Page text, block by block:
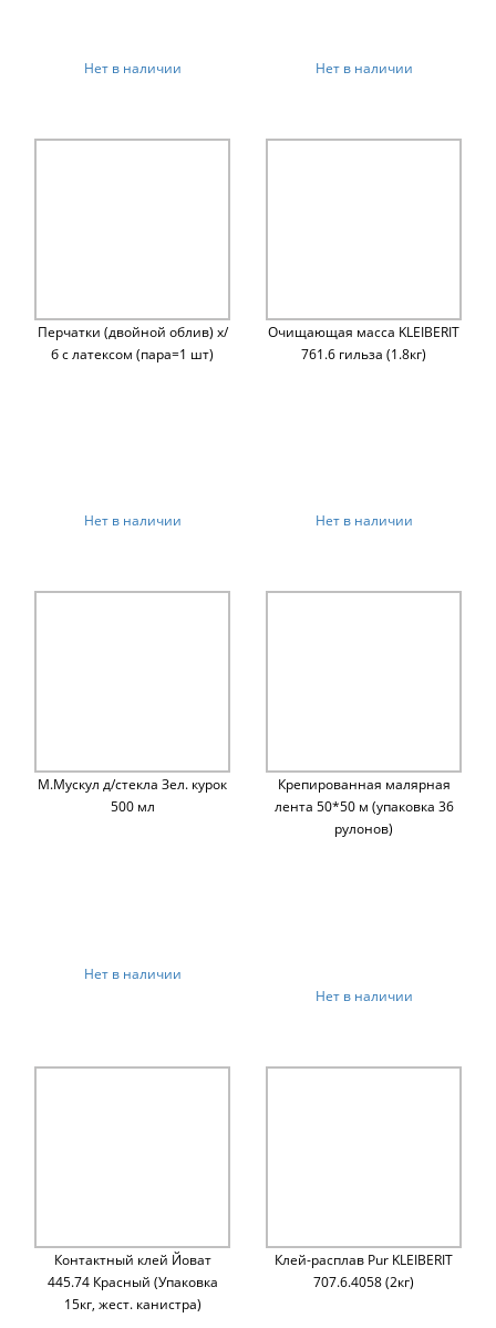
Нет в наличии Нет в наличии
Перчатки (двойной облив) х/
б с латексом (пара=1 шт)
Нет в наличии
Очищающая масса KLEIBERIT
761.6 гильза (1.8кг)
Нет в наличии
М.Мускул д/стекла Зел. курок
500 мл
Нет в наличии
Крепированная малярная
лента 50*50 м (упаковка 36
рулонов)
Нет в наличии
Контактный клей Йоват
445.74 Красный (Упаковка
15кг, жест. канистра)
Клей-расплав Pur KLEIBERIT
707.6.4058 (2кг)